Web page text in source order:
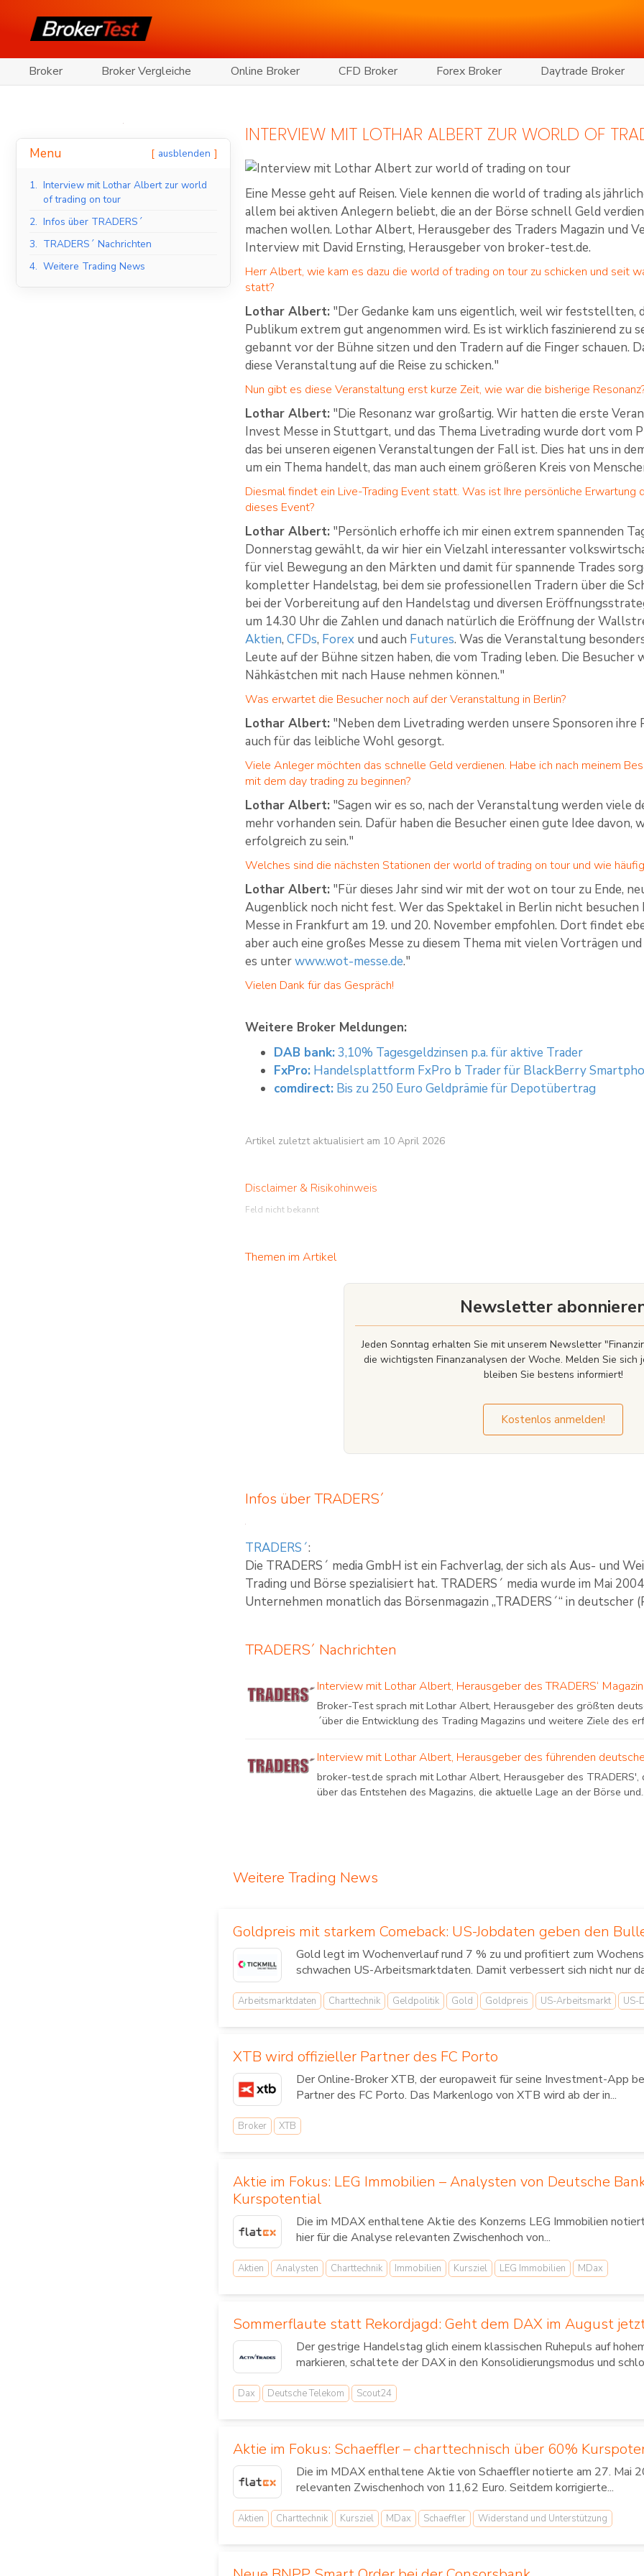
Broker Broker Vergleiche Online Broker CFD Broker Forex Broker Daytrade Broker
Menu ausblenden
1. Interview mit Lothar Albert zur world
of trading on tour
2. Infos über TRADERS´
3. TRADERS´ Nachrichten
4. Weitere Trading News
INTERVIEW MIT LOTHAR ALBERT ZUR WORLD OF
Eine Messe geht auf Reisen. Viele kennen die world of trading als
allem bei aktiven Anlegern beliebt, die an der Börse schnell Geld
machen wollen. Lothar Albert, Herausgeber des Traders Magazin und
Interview mit David Ernsting, Herausgeber von broker-test.de.
Herr Albert, wie kam es dazu die world of trading on tour zu schicken und seit
statt?
Lothar Albert: "Der Gedanke kam uns eigentlich, weil wir feststellten,
Publikum extrem gut angenommen wird. Es ist wirklich faszinierend zu
gebannt vor der Bühne sitzen und den Tradern auf die Finger schauen.
diese Veranstaltung auf die Reise zu schicken."
Nun gibt es diese Veranstaltung erst kurze Zeit, wie war die bisherige
Lothar Albert: "Die Resonanz war großartig. Wir hatten die erste
Invest Messe in Stuttgart, und das Thema Livetrading wurde dort vom
das bei unseren eigenen Veranstaltungen der Fall ist. Dies hat uns in
um ein Thema handelt, das man auch einem größeren Kreis von
Diesmal findet ein Live-Trading Event statt. Was ist Ihre persönliche Erwartung
dieses Event?
Lothar Albert: "Persönlich erhoffe ich mir einen extrem spannenden
Donnerstag gewählt, da wir hier ein Vielzahl interessanter
für viel Bewegung an den Märkten und damit für spannende Trades
kompletter Handelstag, bei dem sie professionellen Tradern über die
bei der Vorbereitung auf den Handelstag und diversen
um 14.30 Uhr die Zahlen und danach natürlich die Eröffnung der
Aktien,CFDs, Forex und auch Futures. Was die Veranstaltung
Leute auf der Bühne sitzen haben, die vom Trading leben. Die Besucher
Nähkästchen mit nach Hause nehmen können."
Was erwartet die Besucher noch auf der Veranstaltung in Berlin?
Lothar Albert: "Neben dem Livetrading werden unsere Sponsoren
auch für das leibliche Wohl gesorgt.
Viele Anleger möchten das schnelle Geld verdienen. Habe ich nach meinem
mit dem day trading zu beginnen?
Lothar Albert: "Sagen wir es so, nach der Veranstaltung werden viele
mehr vorhanden sein. Dafür haben die Besucher einen gute Idee davon,
erfolgreich zu sein."
Welches sind die nächsten Stationen der world of trading on tour und wie
Lothar Albert: "Für dieses Jahr sind wir mit der wot on tour zu Ende,
Augenblick noch nicht fest. Wer das Spektakel in Berlin nicht besuchen
Messe in Frankfurt am 19. und 20. November empfohlen. Dort findet
aber auch eine großes Messe zu diesem Thema mit vielen Vorträgen
es unterwww.wot-messe.de."
Vielen Dank für das Gespräch!
Weitere Broker Meldungen:
DAB bank:3,10% Tagesgeldzinsen p.a. für aktive Trader
FxPro: Handelsplattform FxPro b Trader für BlackBerry
comdirect: Bis zu 250 Euro Geldprämie für Depotübertrag
Artikel zuletzt aktualisiert am 10 April 2026
Disclaimer & Risikohinweis
Feld nicht bekannt
Themen im Artikel
Newsletter
Jeden Sonntag erhalten Sie mit unserem Newsletter
die wichtigsten Finanzanalysen der Woche. Melden Sie sich
bleiben Sie bestens informiert!
Kostenlos anmelden!
Infos über TRADERS´
TRADERS´:
Die TRADERS´ media GmbH ist ein Fachverlag, der sich als Aus- und
Trading und Börse spezialisiert hat. TRADERS´ media wurde im Mai
Unternehmen monatlich das Börsenmagazin „TRADERS´“ in deutscher
TRADERS´ Nachrichten
Interview mit Lothar Albert, Herausgeber des TRADERS‘ Magazin
Broker-Test sprach mit Lothar Albert, Herausgeber des größten
´über die Entwicklung des Trading Magazins und weitere Ziele des
Interview mit Lothar Albert, Herausgeber des führenden
broker-test.de sprach mit Lothar Albert, Herausgeber des
über das Entstehen des Magazins, die aktuelle Lage an der Börse
Weitere Trading News
Goldpreis mit starkem Comeback: US-Jobdaten geben den
Gold legt im Wochenverlauf rund 7 % zu und profitiert zum
schwachen US-Arbeitsmarktdaten. Damit verbessert sich nicht nur
Arbeitsmarktdaten Charttechnik Geldpolitik Gold Goldpreis US-Arbeitsmarkt US-
XTB wird offizieller Partner des FC Porto
Der Online-Broker XTB, der europaweit für seine Investment-App
Partner des FC Porto. Das Markenlogo von XTB wird ab der in...
Broker XTB
Aktie im Fokus: LEG Immobilien – Analysten von Deutsche
Kurspotential
Die im MDAX enthaltene Aktie des Konzerns LEG Immobilien
hier für die Analyse relevanten Zwischenhoch von...
Aktien Analysten Charttechnik Immobilien Kursziel LEG Immobilien MDax
Sommerflaute statt Rekordjagd: Geht dem DAX im August
Der gestrige Handelstag glich einem klassischen Ruhepuls auf
markieren, schaltete der DAX in den Konsolidierungsmodus und
Dax Deutsche Telekom Scout24
Aktie im Fokus: Schaeffler – charttechnisch über 60%
Die im MDAX enthaltene Aktie von Schaeffler notierte am 27. Mai
relevanten Zwischenhoch von 11,62 Euro. Seitdem korrigierte...
Aktien Charttechnik Kursziel MDax Schaeffler Widerstand und Unterstützung